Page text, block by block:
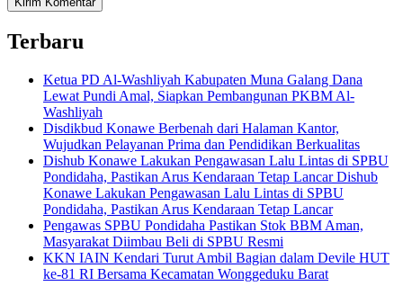
Terbaru
Ketua PD Al-Washliyah Kabupaten Muna Galang Dana
Lewat Pundi Amal, Siapkan Pembangunan PKBM Al-
Washliyah
Disdikbud Konawe Berbenah dari Halaman Kantor,
Wujudkan Pelayanan Prima dan Pendidikan Berkualitas
Dishub Konawe Lakukan Pengawasan Lalu Lintas di SPBU
Pondidaha, Pastikan Arus Kendaraan Tetap Lancar Dishub
Konawe Lakukan Pengawasan Lalu Lintas di SPBU
Pondidaha, Pastikan Arus Kendaraan Tetap Lancar
Pengawas SPBU Pondidaha Pastikan Stok BBM Aman,
Masyarakat Diimbau Beli di SPBU Resmi
KKN IAIN Kendari Turut Ambil Bagian dalam Devile HUT
ke-81 RI Bersama Kecamatan Wonggeduku Barat